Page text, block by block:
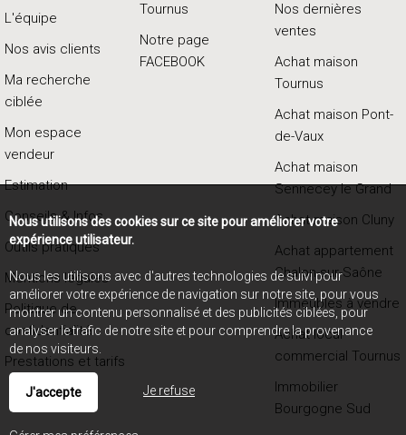
L'équipe
Nos avis clients
Ma recherche
ciblée
Mon espace
vendeur
Estimation
Conseils & Infos
Outils pratiques
Mentions légales
Politique de
confidentialité
Prestations et tarifs
Tournus
Notre page
FACEBOOK
Nos dernières
ventes
Achat maison
Tournus
Achat maison Pont-
de-Vaux
Achat maison
Sennecey le Grand
Achat maison Cluny
Achat appartement
Chalon-sur-Saône
Immeubles à vendre
Achat local
commercial Tournus
Immobilier
Bourgogne Sud
Nous utilisons des cookies sur ce site pour améliorer votre
expérience utilisateur.
Nous les utilisons avec d'autres technologies de suivi pour
améliorer votre expérience de navigation sur notre site, pour vous
montrer un contenu personnalisé et des publicités ciblées, pour
analyser le trafic de notre site et pour comprendre la provenance
de nos visiteurs.
J'accepte Je refuse